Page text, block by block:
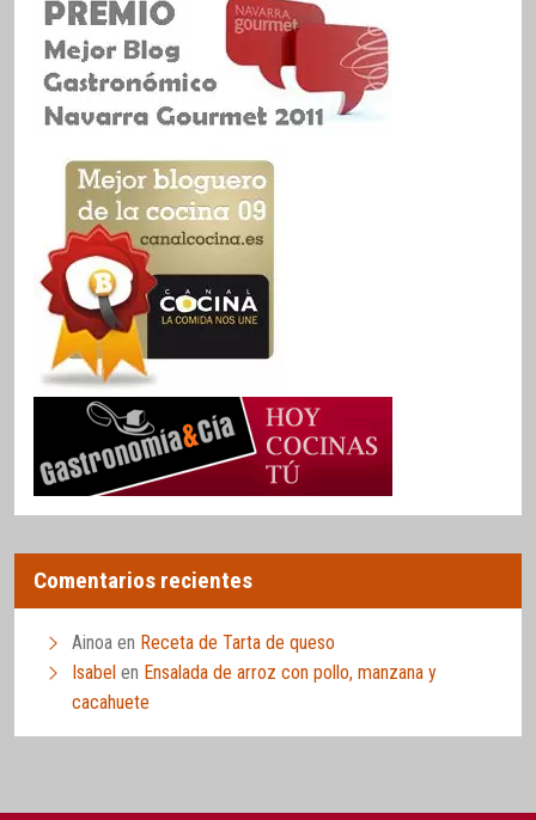
Comentarios recientes
Ainoa en Receta de Tarta de queso
Isabel en Ensalada de arroz con pollo, manzana y
cacahuete